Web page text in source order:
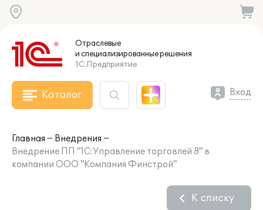
Отраслевые
и специализированныерешения
1С:Предприятие
Каталог Вход
Главная
Внедрения
Внедрение ПП "1С:Управление торговлей 8" в
компании ООО "Компания Финстрой"
К списку